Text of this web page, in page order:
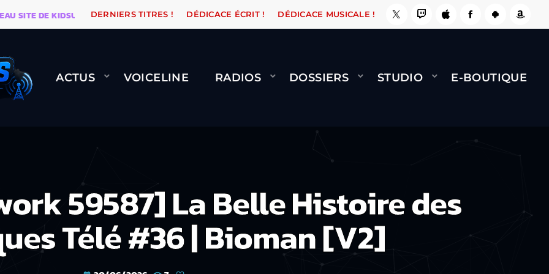
DE KIDSUNE WARÉTRO ORANGE ROAD QUI PASSE, ÇA LE FAIT ! NAMI BERNARD MINET - FLY
DERNIERS TITRES ! DÉDICACE ÉCRIT ! DÉDICACE MUSICALE !
ACTUS VOICELINE RADIOS DOSSIERS STUDIO E-BOUTIQUE
59587] La Belle Histoire des
Télé #36 | Bioman [V2]